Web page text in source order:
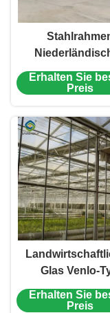
Venlo-
Gehärtetes
Anpflanzen
Tomaten
Erhalten Sie
Preis
Glas Venlo-
Erhalten Sie
Preis